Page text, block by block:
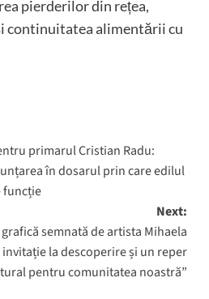
pierderilor din rețea,
continuitatea alimentării cu
primarul Cristian Radu:
în dosarul prin care edilul
funcție
Next:
semnată de artista Mihaela
invitație la descoperire și un reper
pentru comunitatea noastră”